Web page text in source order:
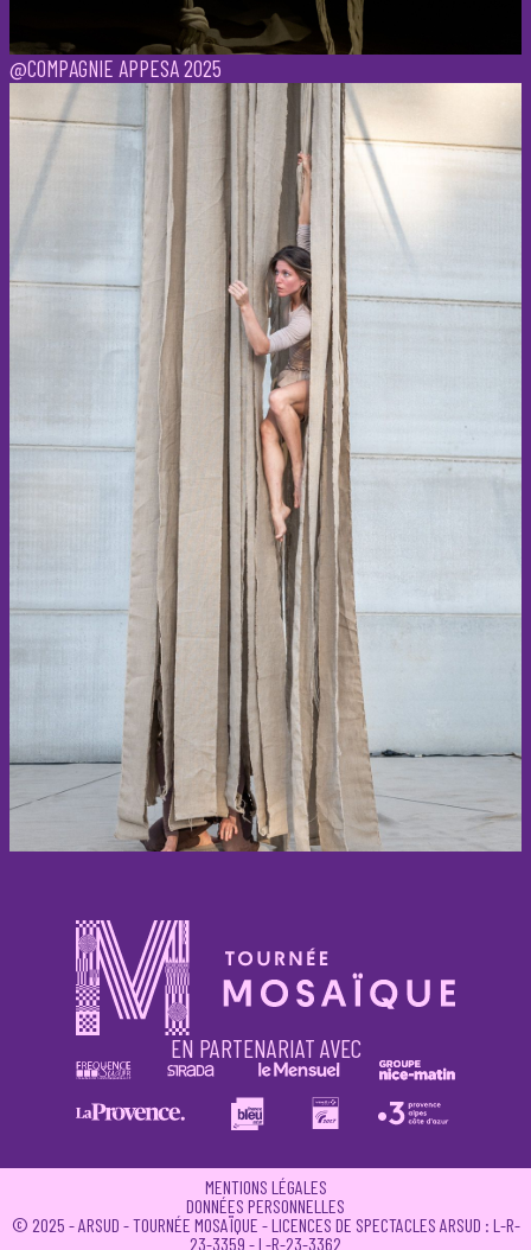
@COMPAGNIE APPESA 2025
EN PARTENARIAT AVEC
MENTIONS LÉGALES
DONNÉES PERSONNELLES
© 2025 - ARSUD - TOURNÉE MOSAÏQUE - LICENCES DE SPECTACLES ARSUD : L-R-
23-3359 - L-R-23-3362